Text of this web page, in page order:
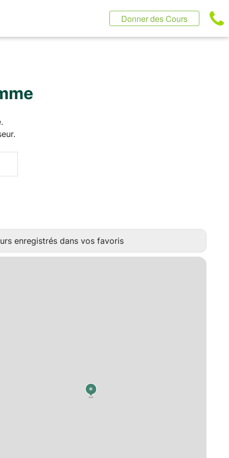
Donner des Cours
enregistrés dans vos favoris